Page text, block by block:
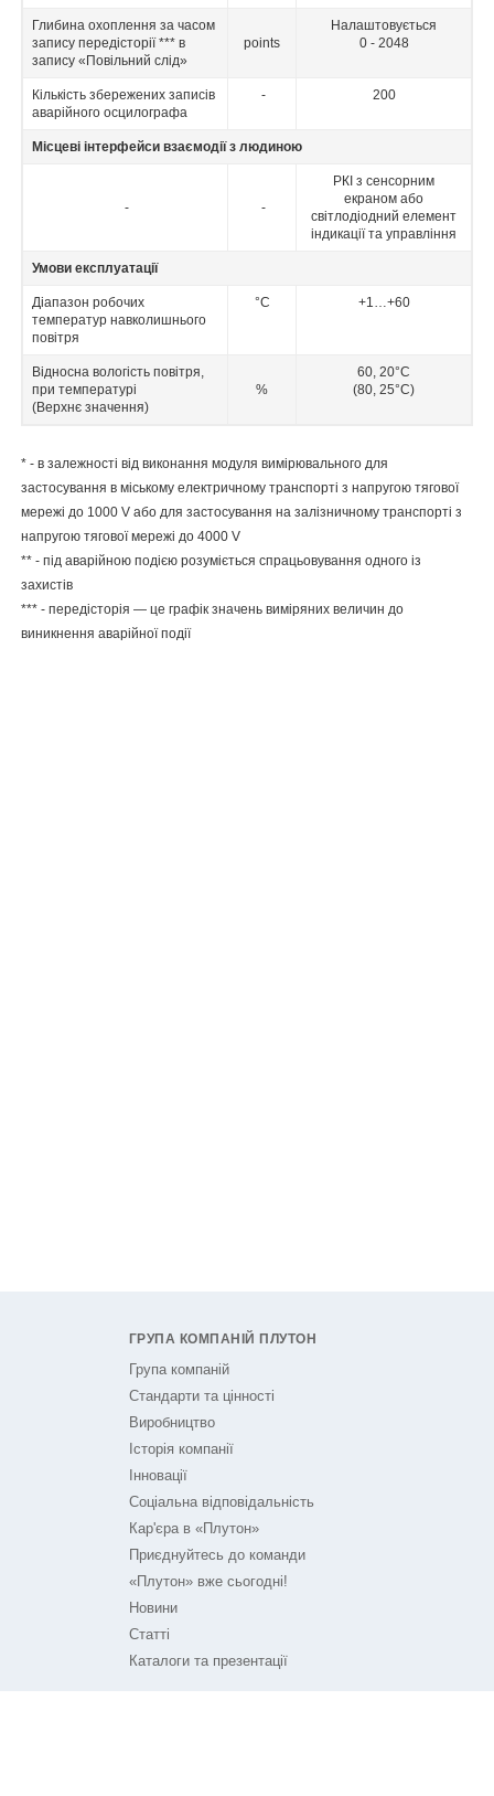
Глибина охоплення за часом
запису передісторії *** в
запису «Повільний слід»
points
Налаштовується
0 - 2048
Кількість збережених записів
аварійного осцилографа
- 200
Місцеві інтерфейси взаємодії з людиною
- -
РКІ з сенсорним
екраном або
світлодіодний елемент
індикації та управління
Умови експлуатації
Діапазон робочих
температур навколишнього
повітря
°C +1…+60
Відносна вологість повітря,
при температурі
(Верхнє значення)
%
60, 20°C
(80, 25°C)
* - в залежності від виконання модуля вимірювального для
застосування в міському електричному транспорті з напругою тягової
мережі до 1000 V або для застосування на залізничному транспорті з
напругою тягової мережі до 4000 V
** - під аварійною подією розуміється спрацьовування одного із
захистів
*** - передісторія — це графік значень виміряних величин до
виникнення аварійної події
ГРУПА КОМПАНІЙ ПЛУТОН
Група компаній
Стандарти та цінності
Виробництво
Історія компанії
Інновації
Соціальна відповідальність
Кар'єра в «Плутон»
Приєднуйтесь до команди
«Плутон» вже сьогодні!
Новини
Статті
Каталоги та презентації